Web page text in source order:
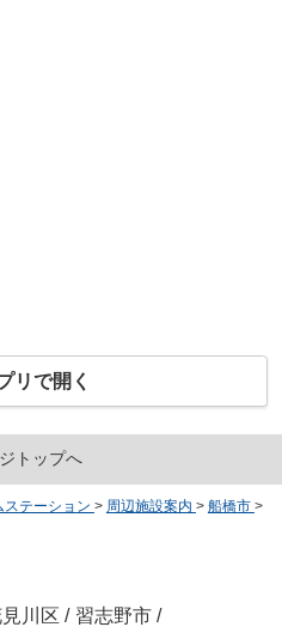
リで開く
トップへ
テーション > 周辺施設案内 > 船橋市 >
川区 / 習志野市 /